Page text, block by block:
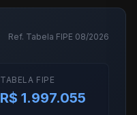
Ref. Tabela FIPE 08/2026
TABELA FIPE
R$ 1.997.055